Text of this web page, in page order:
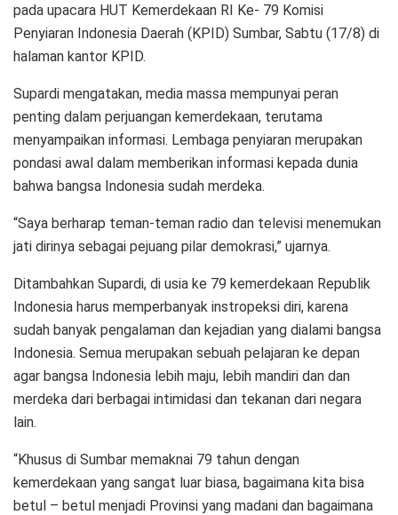
pada upacara HUT Kemerdekaan RI Ke- 79 Komisi
Penyiaran Indonesia Daerah (KPID) Sumbar, Sabtu (17/8) di
halaman kantor KPID.
Supardi mengatakan, media massa mempunyai peran
penting dalam perjuangan kemerdekaan, terutama
menyampaikan informasi. Lembaga penyiaran merupakan
pondasi awal dalam memberikan informasi kepada dunia
bahwa bangsa Indonesia sudah merdeka.
“Saya berharap teman-teman radio dan televisi menemukan
jati dirinya sebagai pejuang pilar demokrasi,” ujarnya.
Ditambahkan Supardi, di usia ke 79 kemerdekaan Republik
Indonesia harus memperbanyak instropeksi diri, karena
sudah banyak pengalaman dan kejadian yang dialami bangsa
Indonesia. Semua merupakan sebuah pelajaran ke depan
agar bangsa Indonesia lebih maju, lebih mandiri dan dan
merdeka dari berbagai intimidasi dan tekanan dari negara
lain.
“Khusus di Sumbar memaknai 79 tahun dengan
kemerdekaan yang sangat luar biasa, bagaimana kita bisa
betul – betul menjadi Provinsi yang madani dan bagaimana